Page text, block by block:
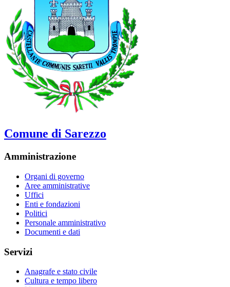
Comune di Sarezzo
Amministrazione
Organi di governo
Aree amministrative
Uffici
Enti e fondazioni
Politici
Personale amministrativo
Documenti e dati
Servizi
Anagrafe e stato civile
Cultura e tempo libero